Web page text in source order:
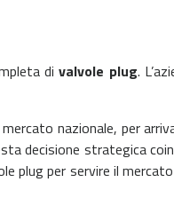
divalvole plug.
nazionale, per
decisione strategica
plug per servire il mercato